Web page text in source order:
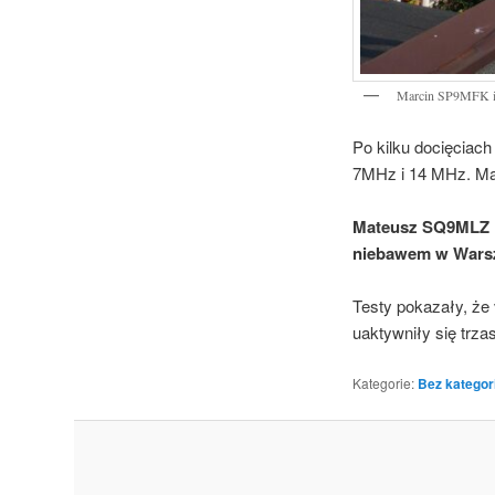
Marcin SP9MFK i
Po kilku
7MHz i 14 MHz.
Mateusz
niebawem w
Testy pokazały,
uaktywniły się
Kategorie: Bez